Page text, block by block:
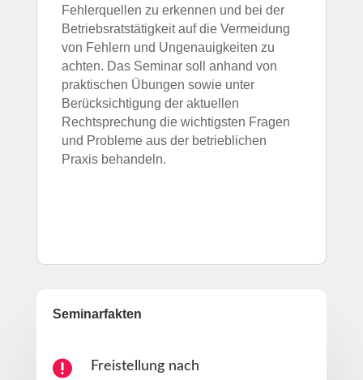
Fehlerquellen zu erkennen und bei der
Betriebsratstätigkeit auf die Vermeidung
von Fehlern und Ungenauigkeiten zu
achten. Das Seminar soll anhand von
praktischen Übungen sowie unter
Berücksichtigung der aktuellen
Rechtsprechung die wichtigsten Fragen
und Probleme aus der betrieblichen
Praxis behandeln.
Seminarfakten
 Freistellung nach